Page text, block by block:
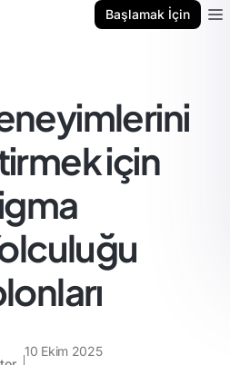
Başlamak İçin
için
10 Ekim 2025